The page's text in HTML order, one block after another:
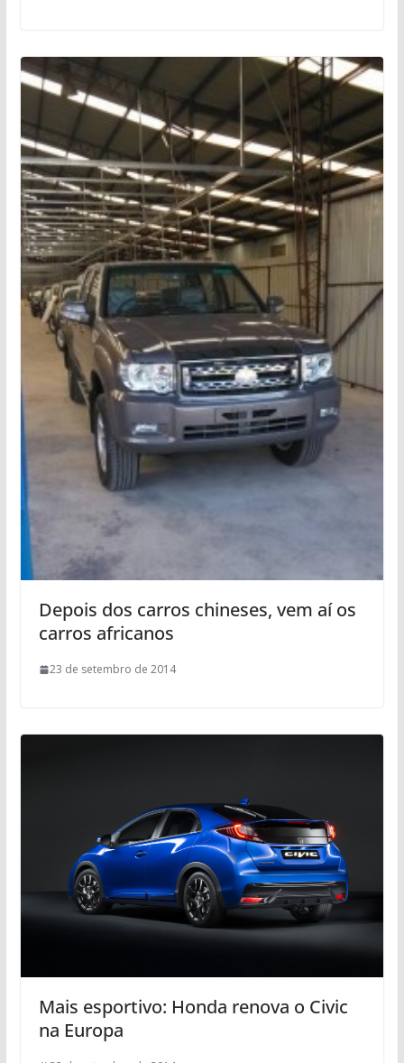
Depois dos carros chineses, vem aí os
carros africanos
23 de setembro de 2014
Mais esportivo: Honda renova o Civic
na Europa